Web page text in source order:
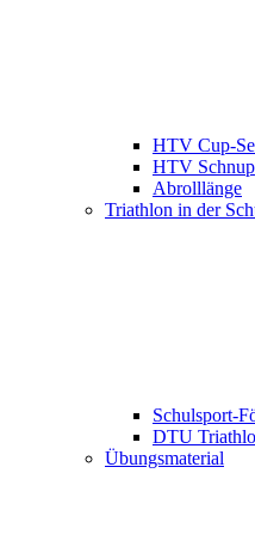
HTV Cup-
HTV
Abrolllänge
Triathlon in der
Schulsport-
DTU
Übungsmaterial